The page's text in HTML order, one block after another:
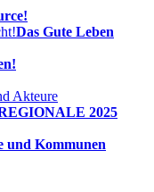
Das Gute Leben
Akteure
2025
und Kommunen